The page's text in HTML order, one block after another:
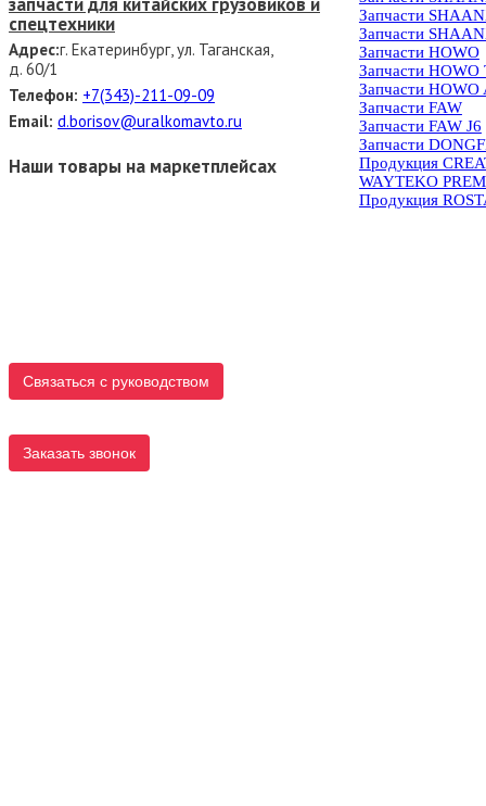
спецтехники
Адрес:г. Екатеринбург, ул. Таганская,
д. 60/1
Телефон: +7(343)-211-09-09
Email: d.borisov@uralkomavto.ru
Наши товары на маркетплейсах
Связаться с руководством
Заказать звонок
Запчасти
Запчасти
Запчасти HOWO
Запчасти HOWO
Запчасти HOWO
Запчасти FAW
Запчасти FAW J6
Запчасти
Продукция
WAYTEKO
Продукция